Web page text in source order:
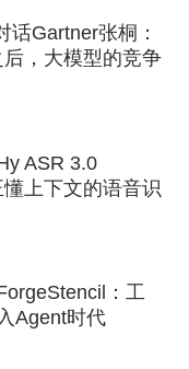
话Gartner张桐：
，大模型的竞争
ASR 3.0
上下文的语音识
：工
Agent时代